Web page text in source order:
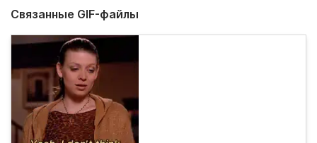
Связанные GIF-файлы